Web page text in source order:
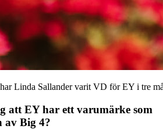
Linda Sallander varit VD för EY i tre
att EY har ett varumärke som
av Big 4?